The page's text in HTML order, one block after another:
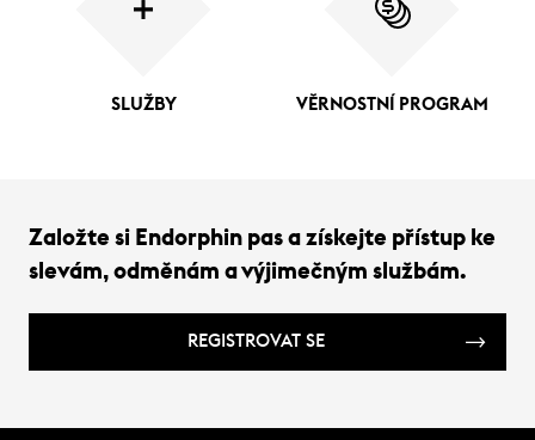
SLUŽBY VĚRNOSTNÍ PROGRAM
Založte si Endorphin pas a získejte přístup ke
slevám, odměnám a výjimečným službám.
REGISTROVAT SE